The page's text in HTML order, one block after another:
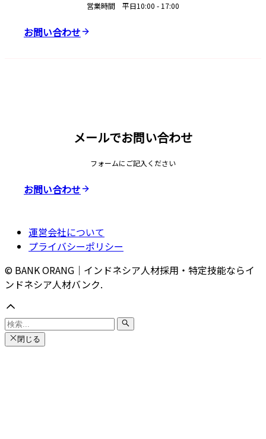
営業時間 平日10:00 - 17:00
お問い合わせ
メールでお問い合わせ
フォームにご記入ください
お問い合わせ
運営会社について
プライバシーポリシー
© BANK ORANG｜インドネシア人材採用・特定技能ならイ
ンドネシア人材バンク.
閉じる